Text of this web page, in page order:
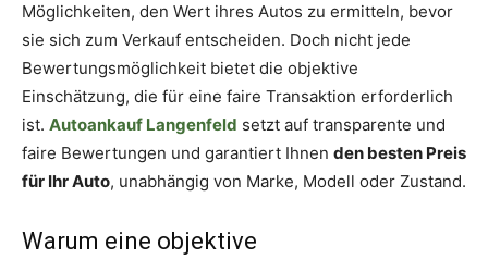
Möglichkeiten, den Wert ihres Autos zu ermitteln, bevor
sie sich zum Verkauf entscheiden. Doch nicht jede
Bewertungsmöglichkeit bietet die objektive
Einschätzung, die für eine faire Transaktion erforderlich
ist. Autoankauf Langenfeld setzt auf transparente und
faire Bewertungen und garantiert Ihnen den besten Preis
für Ihr Auto, unabhängig von Marke, Modell oder Zustand.
Warum eine objektive